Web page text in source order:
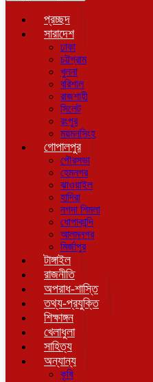
প্রচ্ছদ
সারাদেশ
ঢাকা
চট্টগ্রাম
খুলনা
বরিশাল
রাজশাহী
সিলেট
রংপুর
ময়মনসিংহ
গোপালপুর
পৌরসভা
হেমনগর
ঝাওয়াইল
হাদিরা
নগদা শিমলা
ধোপাকান্দি
আলমনগর
মির্জাপুর
টাঙ্গাইল
রাজনীতি
অপরাধ-শাস্তি
তথ্য-প্রযুক্তি
শিক্ষাঙ্গন
খেলাধুলা
সাহিত্য
অন্যান্য
কৃষি